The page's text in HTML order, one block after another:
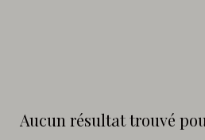
Aucun résultat trouvé